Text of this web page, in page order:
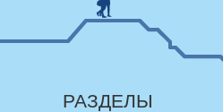
РАЗДЕЛЫ